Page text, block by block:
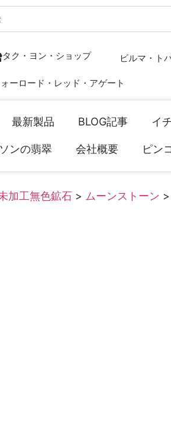
タク・ヨン・ショップ ビルマ・ト
ーロード・レッド・アゲート
最新製品 BLOG記事 イ
ンの翡翠 会社概要 ピン
加工無色鉱石 > ムーンストーン